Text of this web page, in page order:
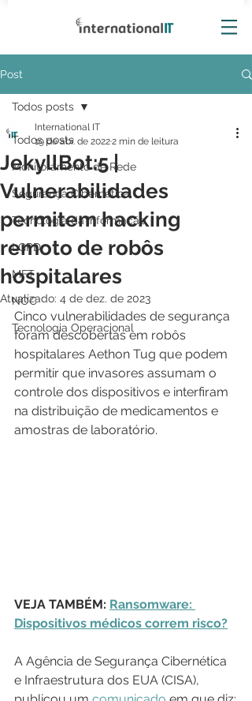
Post
Todos posts
Monitoramento de Rede
Segurança Cibernética
Tecnologia da Informação
LGPD
MFT
NOC
Tecnologia Operacional
Todos posts
JekyllBot:5 |
Vulnerabilidades
permitem hacking
remoto de robôs
hospitalares
International IT
19 de abr. de 20222 min de leitura
Atualizado: 4 de dez. de 2023
Cinco vulnerabilidades de segurança
foram descobertas em robôs
hospitalares Aethon Tug que podem
permitir que invasores assumam o
controle dos dispositivos e interfiram
na distribuição de medicamentos e
amostras de laboratório.
VEJA TAMBÉM: Ransomware:
Dispositivos médicos correm risco?
A Agência de Segurança Cibernética
e Infraestrutura dos EUA (CISA),